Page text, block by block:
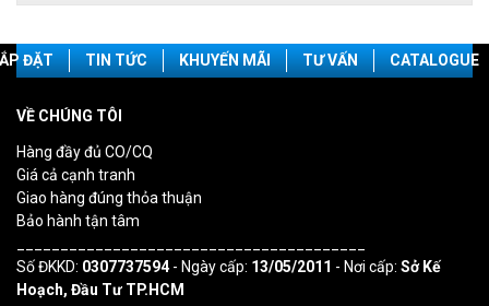
ĐẶT TIN TỨC KHUYẾN MÃI TƯ VẤN CATALOGUE
VỀ CHÚNG TÔI
Hàng đầy đủ CO/CQ
Giá cả cạnh tranh
Giao hàng đúng thỏa thuận
Bảo hành tận tâm
Số ĐKKD: 0307737594- Ngày cấp: 13/05/2011 - Nơi cấp: Sở Kế
Hoạch, Đầu Tư TP.HCM